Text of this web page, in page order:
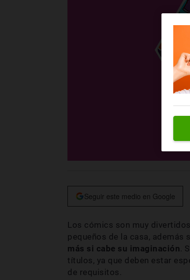
Seguir este medio en Google
Los cómics son muy
pequeños de la casa, además
más si cabe su imaginación .
títulos, ya que deben estar
de requisitos.